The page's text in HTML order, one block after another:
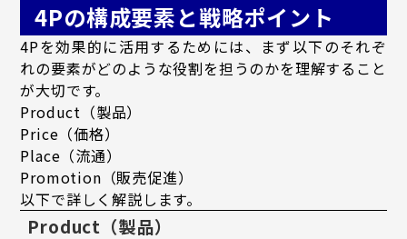
4Pの構成要素と戦略ポイント
4Pを効果的に活用するためには、まず以下のそれぞ
れの要素がどのような役割を担うのかを理解すること
が大切です。
Product（製品）
Price（価格）
Place（流通）
Promotion（販売促進）
以下で詳しく解説します。
Product（製品）